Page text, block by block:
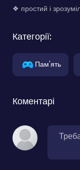
❖ простий і
Категорії:
Пам'ять
Коментарі